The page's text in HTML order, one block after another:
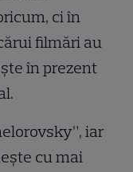
ci în
filmări au
în prezent
iar
cu mai